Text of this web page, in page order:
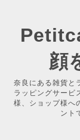
顔
奈良にある雑貨と
ラッピングサービ
様、ショップ様へ
ント